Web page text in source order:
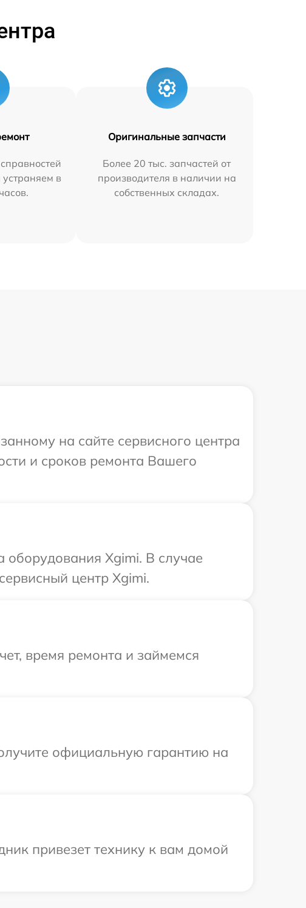
в
Оригинальные запчасти
Более 20 тыс. запчастей от
производителя в наличии на
собственных складах.
на сайте сервисного центра
и сроков ремонта Вашего
Xgimi. В случае
центр Xgimi.
время ремонта и займемся
официальную гарантию на
привезет технику к вам домой